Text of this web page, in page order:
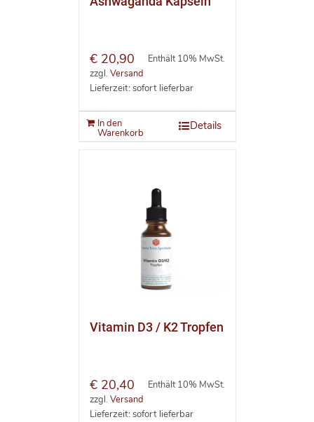
€20,90
Enthält 10% MwSt.
zzgl. Versand
Lieferzeit: sofort lieferbar
In den
Warenkorb
Details
Vitamin D3 / K2 Tropfen
€20,40
Enthält 10% MwSt.
zzgl. Versand
Lieferzeit: sofort lieferbar